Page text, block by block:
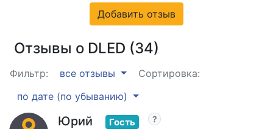
Добавить отзыв
Отзывы о DLED (34)
Фильтр: все отзывы
Сортировка:
по дате (по убыванию)
Юрий Гость